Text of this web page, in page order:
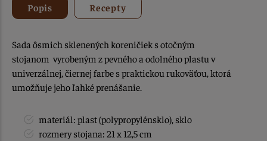
Popis Recepty
Sada ôsmich sklenených koreničiek s otočným
stojanom vyrobeným z pevného a odolného plastu v
univerzálnej, čiernej farbe s praktickou rukoväťou, ktorá
umožňuje jeho ľahké prenášanie.
materiál: plast (polypropylénsklo), sklo
rozmery stojana: 21 x 12,5 cm